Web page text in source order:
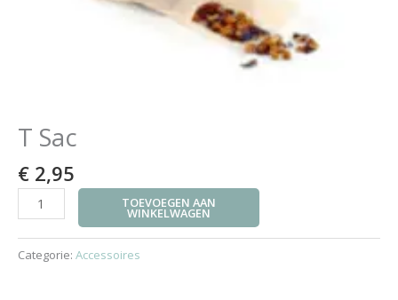
T Sac
€ 2,95
TOEVOEGEN AAN
WINKELWAGEN
Categorie: Accessoires